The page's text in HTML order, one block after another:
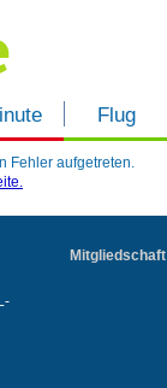
Flug
Fehler aufgetreten.
Mitgliedschaft